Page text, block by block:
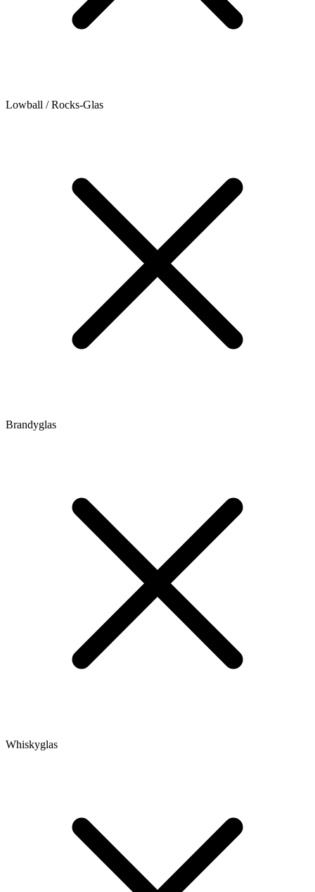
Lowball / Rocks-Glas
Brandyglas
Whiskyglas